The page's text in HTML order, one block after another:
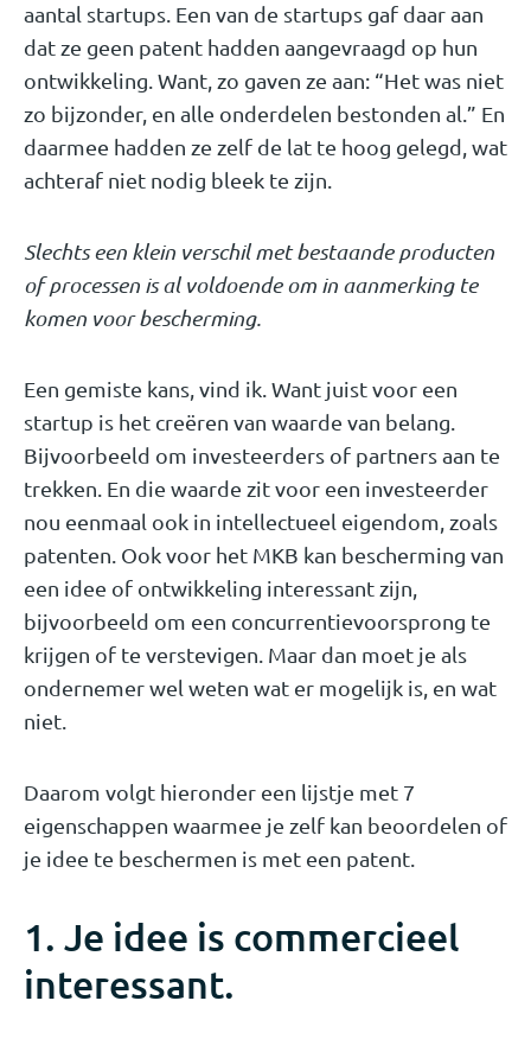
aantal startups. Een van de startups gaf daar aan
dat ze geen patent hadden aangevraagd op hun
ontwikkeling. Want, zo gaven ze aan: “Het was niet
zo bijzonder, en alle onderdelen bestonden al.” En
daarmee hadden ze zelf de lat te hoog gelegd, wat
achteraf niet nodig bleek te zijn.
Slechts een klein verschil met bestaande producten
of processen is al voldoende om in aanmerking te
komen voor bescherming.
Een gemiste kans, vind ik. Want juist voor een
startup is het creëren van waarde van belang.
Bijvoorbeeld om investeerders of partners aan te
trekken. En die waarde zit voor een investeerder
nou eenmaal ook in intellectueel eigendom, zoals
patenten. Ook voor het MKB kan bescherming van
een idee of ontwikkeling interessant zijn,
bijvoorbeeld om een concurrentievoorsprong te
krijgen of te verstevigen. Maar dan moet je als
ondernemer wel weten wat er mogelijk is, en wat
niet.
Daarom volgt hieronder een lijstje met 7
eigenschappen waarmee je zelf kan beoordelen of
je idee te beschermen is met een patent.
1. Je idee is commercieel
interessant.